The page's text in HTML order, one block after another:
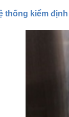
thống kiểm